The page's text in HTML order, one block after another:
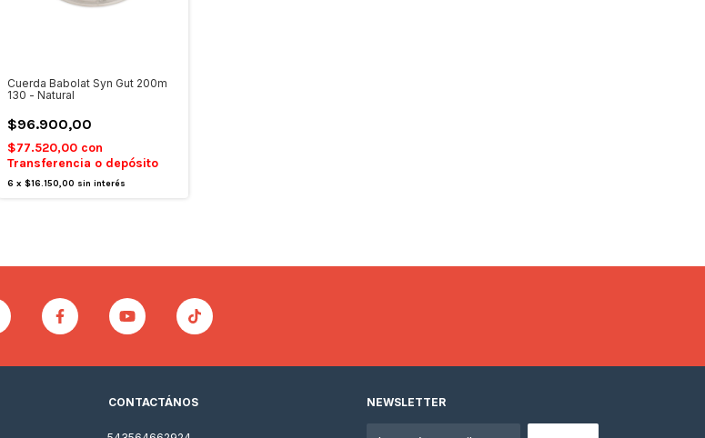
Cuerda Babolat Syn Gut 200m
130 - Natural
$96.900,00
$77.520,00 con
Transferencia o depósito
6 x$16.150,00 sin interés
CONTACTÁNOS NEWSLETTER